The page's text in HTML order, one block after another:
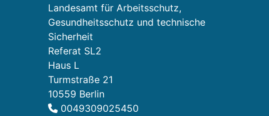
Landesamt für Arbeitsschutz,
Gesundheitsschutz und technische
Sicherheit
Referat SL2
Haus L
Turmstraße 21
10559 Berlin
0049309025450